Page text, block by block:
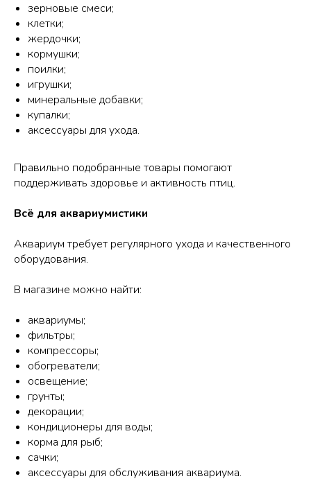
зерновые смеси;
клетки;
жердочки;
кормушки;
поилки;
игрушки;
минеральные добавки;
купалки;
аксессуары для ухода.
Правильно подобранные товары помогают
поддерживать здоровье и активность птиц.
Всё для аквариумистики
Аквариум требует регулярного ухода и качественного
оборудования.
В магазине можно найти:
аквариумы;
фильтры;
компрессоры;
обогреватели;
освещение;
грунты;
декорации;
кондиционеры для воды;
корма для рыб;
сачки;
аксессуары для обслуживания аквариума.